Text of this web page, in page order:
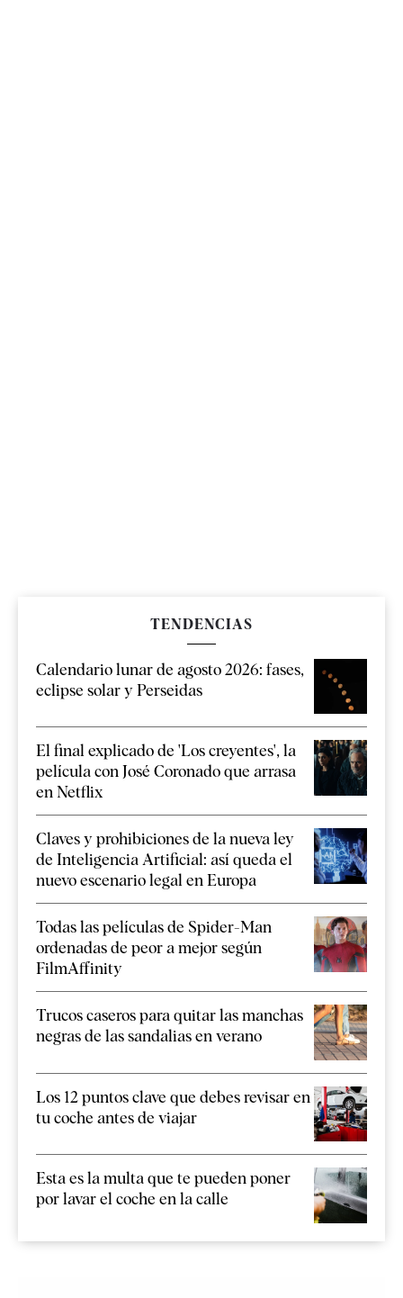
TENDENCIAS
Calendario lunar de agosto 2026: fases,
eclipse solar y Perseidas
El final explicado de 'Los creyentes', la
película con José Coronado que arrasa
en Netflix
Claves y prohibiciones de la nueva ley
de Inteligencia Artificial: así queda el
nuevo escenario legal en Europa
Todas las películas de Spider-Man
ordenadas de peor a mejor según
FilmAffinity
Trucos caseros para quitar las manchas
negras de las sandalias en verano
Los 12 puntos clave que debes revisar en
tu coche antes de viajar
Esta es la multa que te pueden poner
por lavar el coche en la calle